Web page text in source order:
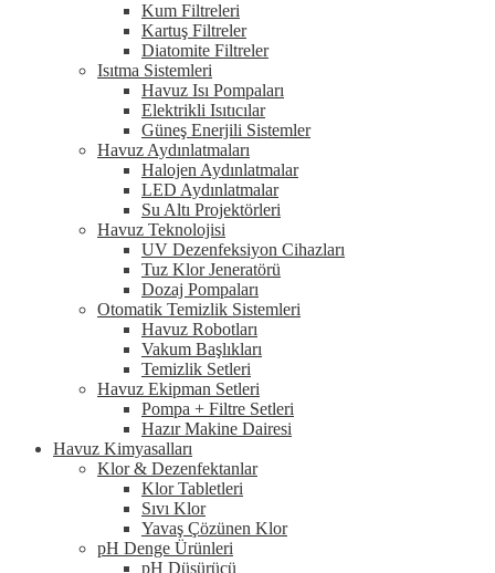
Kum Filtreleri
Kartuş Filtreler
Diatomite Filtreler
Isıtma Sistemleri
Havuz Isı Pompaları
Elektrikli Isıtıcılar
Güneş Enerjili Sistemler
Havuz Aydınlatmaları
Halojen Aydınlatmalar
LED Aydınlatmalar
Su Altı Projektörleri
Havuz Teknolojisi
UV Dezenfeksiyon Cihazları
Tuz Klor Jeneratörü
Dozaj Pompaları
Otomatik Temizlik Sistemleri
Havuz Robotları
Vakum Başlıkları
Temizlik Setleri
Havuz Ekipman Setleri
Pompa + Filtre Setleri
Hazır Makine Dairesi
Havuz Kimyasalları
Klor & Dezenfektanlar
Klor Tabletleri
Sıvı Klor
Yavaş Çözünen Klor
pH Denge Ürünleri
pH Düşürücü